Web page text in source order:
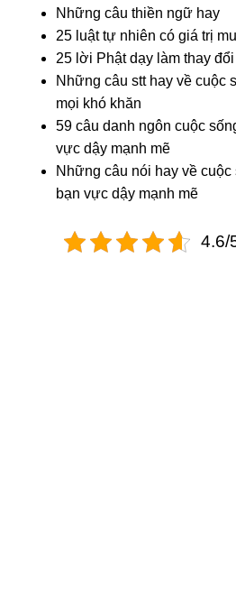
Những câu thiền ngữ hay
25 luật tự nhiên có giá trị
25 lời Phật dạy làm thay
Những câu stt hay về cuộc
mọi khó khăn
59 câu danh ngôn cuộc
vực dậy mạnh mẽ
Những câu nói hay về
bạn vực dậy mạnh mẽ
4.6/